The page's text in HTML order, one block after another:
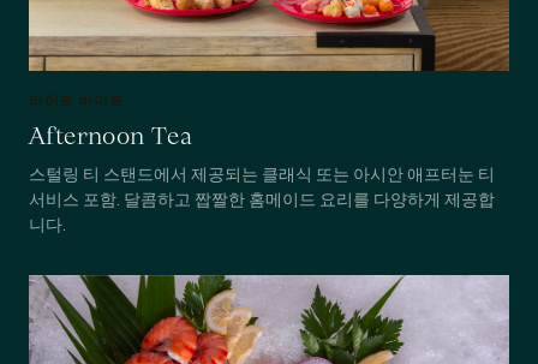
라이트 바이트
Afternoon Tea
스털링 티 스탠드에서 제공되는 클래식 또는 아시안 애프터눈 티
서비스 포함. 달콤하고 짭짤한 홈메이드 요리를 다양하게 제공합
니다.